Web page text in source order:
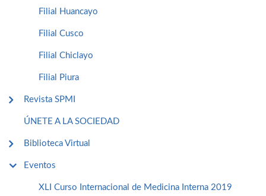
Filial Huancayo
Filial Cusco
Filial Chiclayo
Filial Piura
Revista SPMI
ÚNETE A LA SOCIEDAD
Biblioteca Virtual
Eventos
XLI Curso Internacional de Medicina Interna 2019